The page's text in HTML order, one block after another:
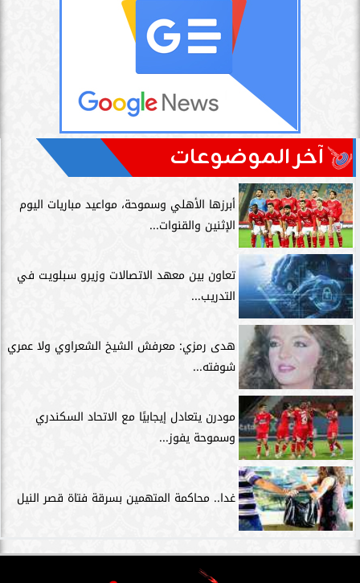
آخر الموضوعات
أبرزها الأهلي وسموحة، مواعيد مباريات اليوم
الإثنين والقنوات...
تعاون بين معهد الاتصالات وزيرو سبلويت في
التدريب...
هدى رمزي: معرفش الشيخ الشعراوي ولا عمري
شوفته...
مودرن يتعادل إيجابيًا مع الاتحاد السكندري
وسموحة يفوز...
غدا.. محاكمة المتهمين بسرقة فتاة قصر النيل